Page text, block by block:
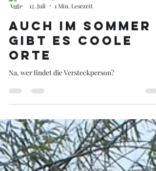
Susanne Janßen
12. Juli
1 Min. Lesezeit
auch im Sommer
gibt es coole
Orte
Na, wer findet die Versteckperson?